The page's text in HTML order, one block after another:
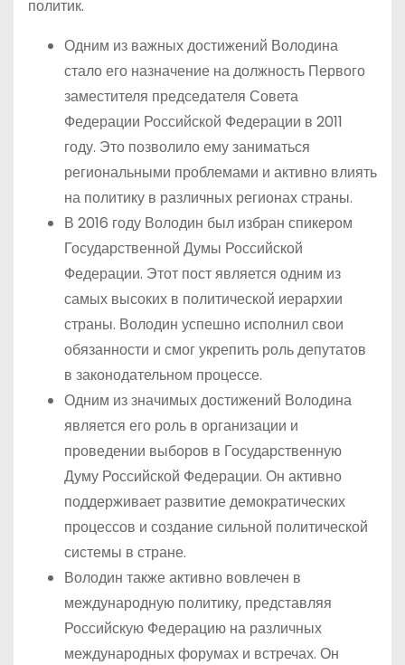
политик.
Одним из важных достижений Володина
стало его назначение на должность Первого
заместителя председателя Совета
Федерации Российской Федерации в 2011
году. Это позволило ему заниматься
региональными проблемами и активно влиять
на политику в различных регионах страны.
В 2016 году Володин был избран спикером
Государственной Думы Российской
Федерации. Этот пост является одним из
самых высоких в политической иерархии
страны. Володин успешно исполнил свои
обязанности и смог укрепить роль депутатов
в законодательном процессе.
Одним из значимых достижений Володина
является его роль в организации и
проведении выборов в Государственную
Думу Российской Федерации. Он активно
поддерживает развитие демократических
процессов и создание сильной политической
системы в стране.
Володин также активно вовлечен в
международную политику, представляя
Российскую Федерацию на различных
международных форумах и встречах. Он